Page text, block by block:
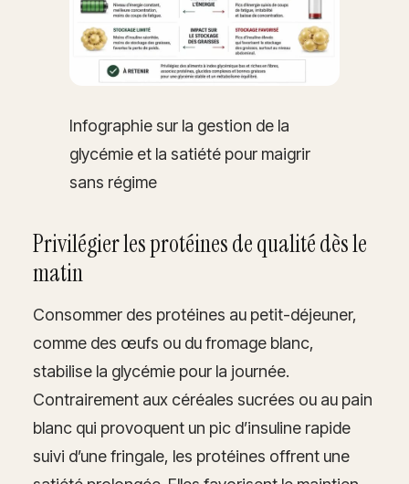
Infographie sur la gestion de la
glycémie et la satiété pour maigrir
sans régime
Privilégier les protéines de qualité dès le
matin
Consommer des protéines au petit-déjeuner,
comme des œufs ou du fromage blanc,
stabilise la glycémie pour la journée.
Contrairement aux céréales sucrées ou au pain
blanc qui provoquent un pic d’insuline rapide
suivi d’une fringale, les protéines offrent une